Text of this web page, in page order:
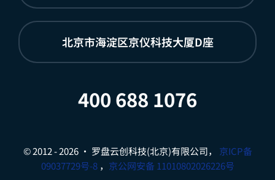
北京市海淀区京仪科技大厦D座
400 688 1076
© 2012 - 2026 • 罗盘云创科技(北京)有限公司，
京ICP备
09037729号-8， 京公网安备 11010802026226号